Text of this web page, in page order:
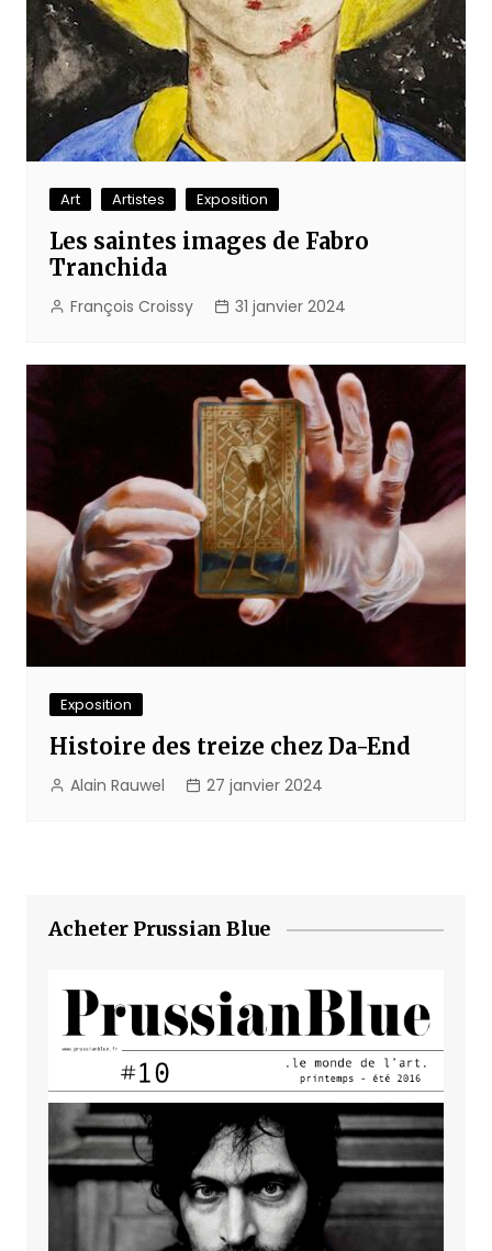
Art Artistes Exposition
Les saintes images de Fabro
Tranchida
François Croissy 31 janvier 2024
Exposition
Histoire des treize chez Da-End
Alain Rauwel 27 janvier 2024
Acheter Prussian Blue